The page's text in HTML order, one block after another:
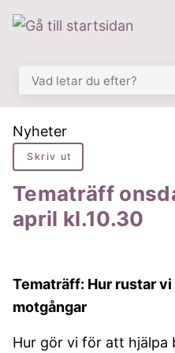
till innehåll
till huvudmeny
Du är här:
Nyheter
Skriv ut
Tematräff
april kl.10.30
Tematräff: Hur rustar
motgångar
Hur gör vi för att hjälpa